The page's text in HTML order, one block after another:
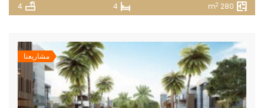
280 m
2
4
4
مشاريعنا